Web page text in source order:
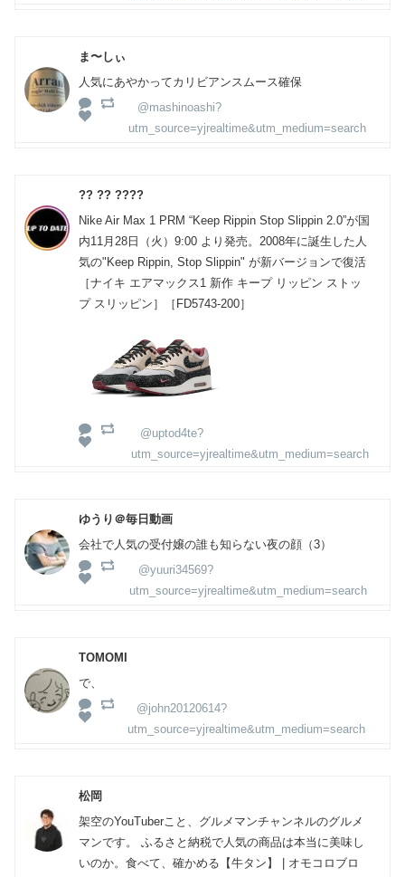
ま〜しぃ
人気にあやかってカリビアンスムース確保
@mashinoashi?
utm_source=yjrealtime&utm_medium=search
?? ?? ????
Nike Air Max 1 PRM “Keep Rippin Stop Slippin 2.0”が国
内11月28日（火）9:00 より発売。2008年に誕生した人
気の"Keep Rippin, Stop Slippin" が新バージョンで復活
［ナイキ エアマックス1 新作 キープ リッピン ストッ
プ スリッピン］［FD5743-200］
@uptod4te?
utm_source=yjrealtime&utm_medium=search
ゆうり＠毎日動画
会社で人気の受付嬢の誰も知らない夜の顔（3）
@yuuri34569?
utm_source=yjrealtime&utm_medium=search
TOMOMI
で、
@john20120614?
utm_source=yjrealtime&utm_medium=search
松岡
架空のYouTuberこと、グルメマンチャンネルのグルメ
マンです。 ふるさと納税で人気の商品は本当に美味し
いのか。食べて、確かめる【牛タン】 | オモコロブロ